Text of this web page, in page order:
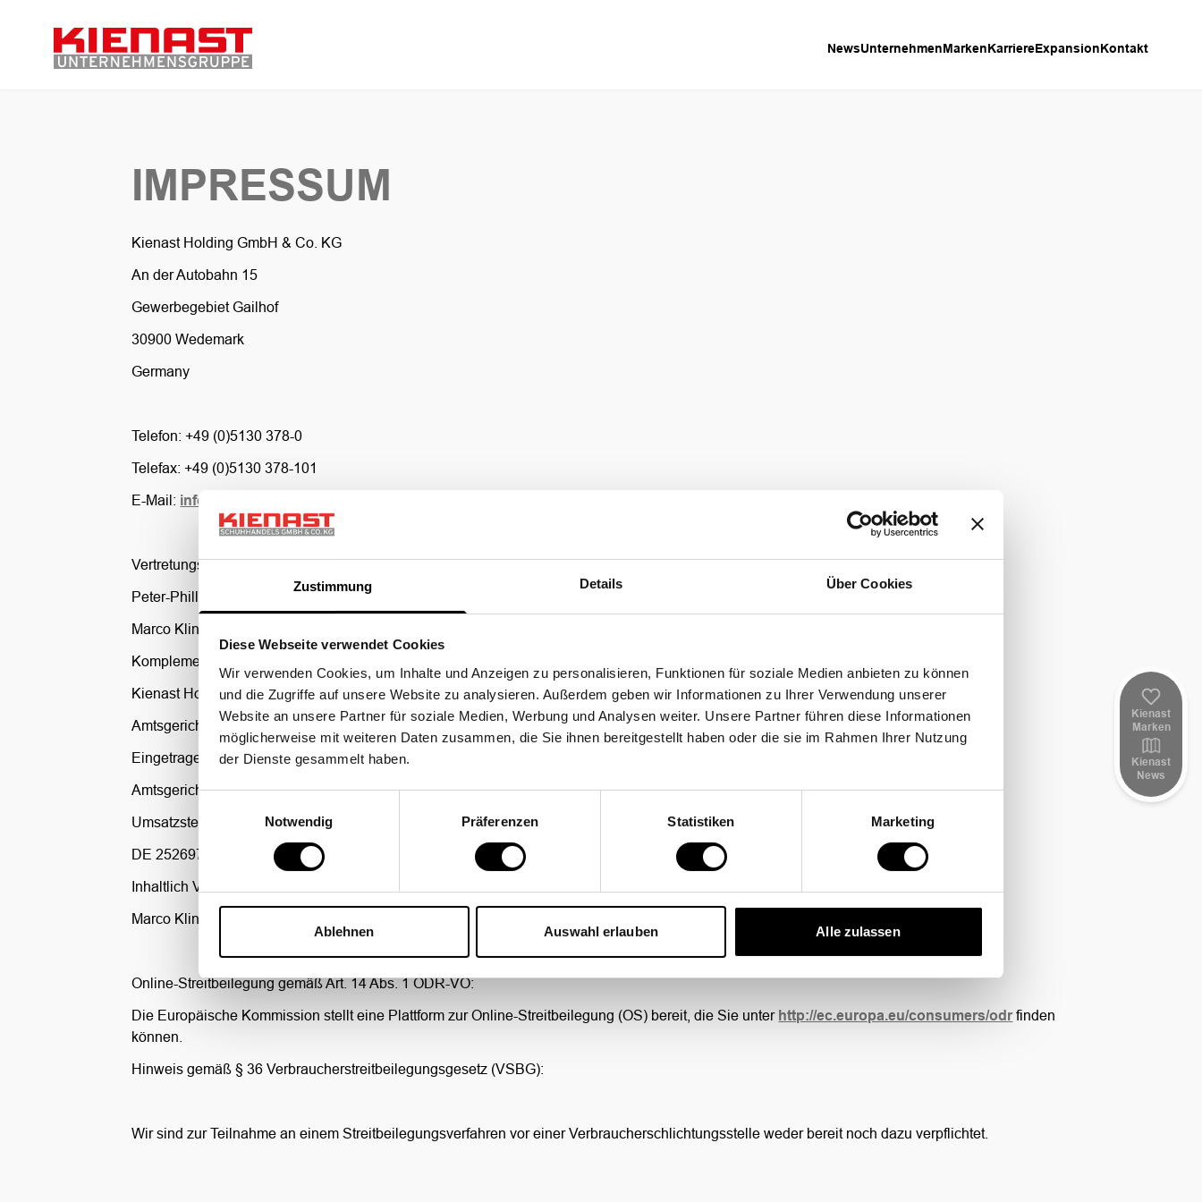
Zustimmung Details Über Cookies
Diese Webseite verwendet Cookies
Wir verwenden Cookies, um Inhalte und Anzeigen zu personalisieren, Funktionen für soziale Medien anbieten zu können
und die Zugriffe auf unsere Website zu analysieren. Außerdem geben wir Informationen zu Ihrer Verwendung unserer
Website an unsere Partner für soziale Medien, Werbung und Analysen weiter. Unsere Partner führen diese Informationen
möglicherweise mit weiteren Daten zusammen, die Sie ihnen bereitgestellt haben oder die sie im Rahmen Ihrer Nutzung
der Dienste gesammelt haben.
Notwendig
Präferenzen Statistiken Marketing
Ablehnen Auswahl erlauben Alle zulassen
NewsUnternehmenMarkenKarriereExpansionKontakt
Kienast
Marken
Kienast
News
IMPRESSUM
Kienast Holding GmbH & Co. KG
An der Autobahn 15
Gewerbegebiet Gailhof
30900 Wedemark
Germany
Telefon: +49 (0)5130 378-0
Telefax: +49 (0)5130 378-101
E-Mail: info@kienast-schuhe.de
Vertretungsberechtigte Geschäftsführer:
Peter-Phillip Kienast
Marco Kling
Komplementär:
Kienast Holding Beteiligungs GmbH, Handelsregister HRB 201264,
Amtsgericht Hannover, Sitz der Firma ist Wedemark
Eingetragen bei:
Amtsgericht Hannover / HRA 200463
Umsatzsteuer-ID-Nr. gem. § 27a UStG:
DE 252697649
Inhaltlich Verantwortlicher:
Marco Kling
Online-Streitbeilegung gemäß Art. 14 Abs. 1 ODR-VO:
Die Europäische Kommission stellt eine Plattform zur Online-Streitbeilegung (OS) bereit, die Sie unter http://ec.europa.eu/consumers/odrfinden
können.
Hinweis gemäß § 36 Verbraucherstreitbeilegungsgesetz (VSBG):
Wir sind zur Teilnahme an einem Streitbeilegungsverfahren vor einer Verbraucherschlichtungsstelle weder bereit noch dazu verpflichtet.